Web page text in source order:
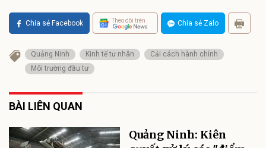
Chia sẻ Facebook Theo dõi trên Chia sẻ Zalo
Quảng Ninh Kinh tế tư nhân
Cải cách hành chính
Môi trường đầu tư
BÀI LIÊN QUAN
Quảng Ninh: Kiên